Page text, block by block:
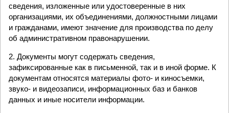
сведения, изложенные или удостоверенные в них
организациями, их объединениями, должностными лицами
и гражданами, имеют значение для производства по делу
об административном правонарушении.
2. Документы могут содержать сведения,
зафиксированные как в письменной, так и в иной форме. К
документам относятся материалы фото- и киносъемки,
звуко- и видеозаписи, информационных баз и банков
данных и иные носители информации.